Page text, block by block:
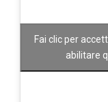
Fai clic per
abilitare